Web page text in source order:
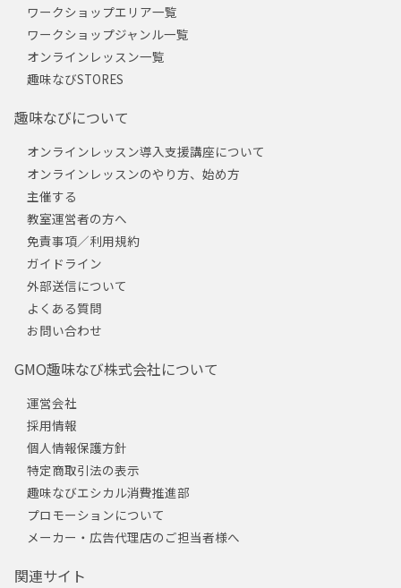
ワークショップエリア一覧
ワークショップジャンル一覧
オンラインレッスン一覧
趣味なびSTORES
趣味なびについて
オンラインレッスン導入支援講座について
オンラインレッスンのやり方、始め方
主催する
教室運営者の方へ
免責事項／利用規約
ガイドライン
外部送信について
よくある質問
お問い合わせ
GMO趣味なび株式会社について
運営会社
採用情報
個人情報保護方針
特定商取引法の表示
趣味なびエシカル消費推進部
プロモーションについて
メーカー・広告代理店のご担当者様へ
関連サイト